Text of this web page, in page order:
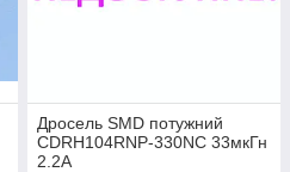
Дросель SMD потужний
CDRH104RNP-330NC 33мкГн
2.2А